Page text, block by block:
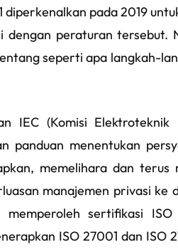
pada 2019
dengan peraturan tersebut.
seperti apa langkah-
IEC (Komisi Elektroteknik
panduan menentukan
memelihara dan terus
manajemen privasi ke
sertifikasi ISO
ISO 27001 dan ISO